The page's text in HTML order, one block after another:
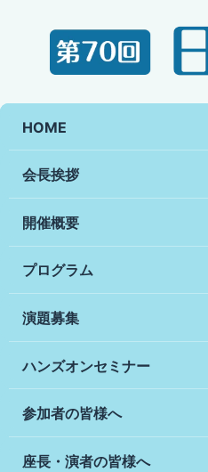
HOME
会長挨拶
開催概要
プログラム
演題募集
ハンズオンセミナー
参加者の皆様へ
座長・演者の皆様へ